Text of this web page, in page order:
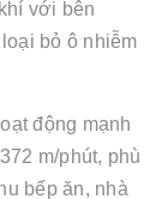
với bên
bỏ ô nhiễm
động mạnh
m/phút, phù
bếp ăn, nhà